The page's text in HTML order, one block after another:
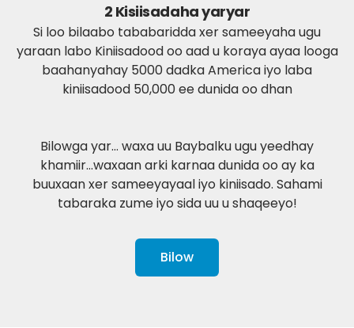
2 Kisiisadaha yaryar
Si loo bilaabo tababaridda xer sameeyaha ugu
yaraan labo Kiniisadood oo aad u koraya ayaa looga
baahanyahay 5000 dadka America iyo laba
kiniisadood 50,000 ee dunida oo dhan
Bilowga yar… waxa uu Baybalku ugu yeedhay
khamiir…waxaan arki karnaa dunida oo ay ka
buuxaan xer sameeyayaal iyo kiniisado. Sahami
tabaraka zume iyo sida uu u shaqeeyo!
Bilow